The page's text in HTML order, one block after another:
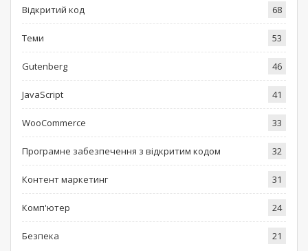
Відкритий код 68
Теми 53
Gutenberg 46
JavaScript 41
WooCommerce 33
Програмне забезпечення з відкритим кодом 32
Контент маркетинг 31
Комп'ютер 24
Безпека 21